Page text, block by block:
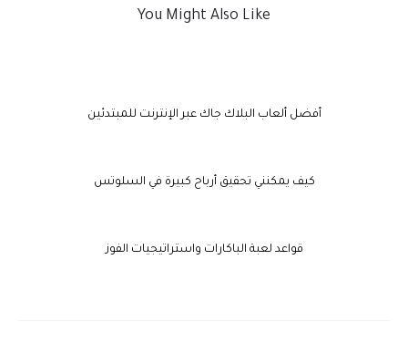
You Might Also Like
أفضل ألعاب البلاك جاك عبر الإنترنت للمبتدئين
كيف يمكنني تحقيق أرباح كبيرة في السلوتس
قواعد لعبة الباكارات واستراتيجيات الفوز